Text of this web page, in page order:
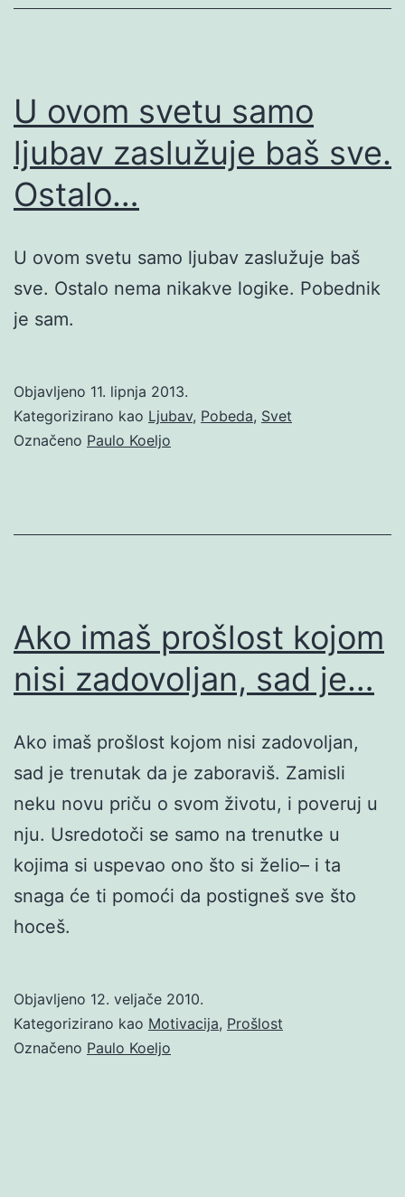
U ovom svetu samo
ljubav zaslužuje baš sve.
Ostalo…
U ovom svetu samo ljubav zaslužuje baš
sve. Ostalo nema nikakve logike. Pobednik
je sam.
Objavljeno 11. lipnja 2013.
Kategorizirano kao Ljubav, Pobeda, Svet
Označeno Paulo Koeljo
Ako imaš prošlost kojom
nisi zadovoljan, sad je…
Ako imaš prošlost kojom nisi zadovoljan,
sad je trenutak da je zaboraviš. Zamisli
neku novu priču o svom životu, i poveruj u
nju. Usredotoči se samo na trenutke u
kojima si uspevao ono što si želio– i ta
snaga će ti pomoći da postigneš sve što
hoceš.
Objavljeno 12. veljače 2010.
Kategorizirano kao Motivacija, Prošlost
Označeno Paulo Koeljo